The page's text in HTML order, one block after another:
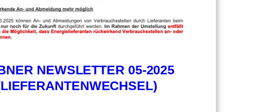
NEWSLETTER 05-2025